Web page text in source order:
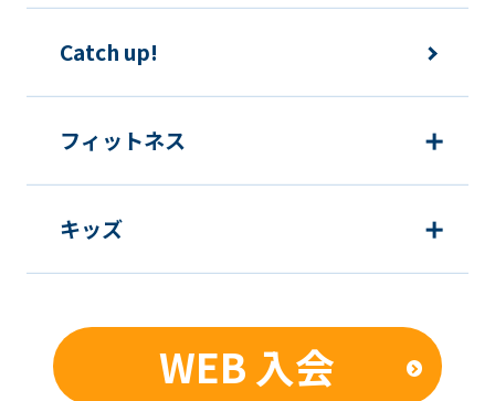
will
it
not
be
Catch up!
フィットネス
キッズ
WEB 入会